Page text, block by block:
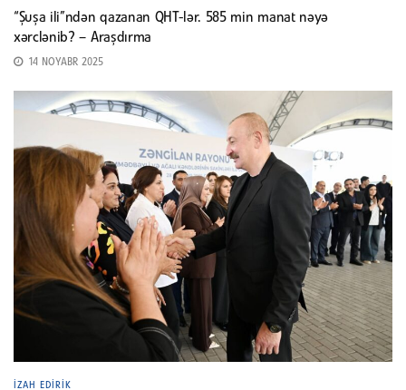
“Şuşa ili”ndən qazanan QHT-lər. 585 min manat nəyə
xərclənib? – Araşdırma
14 NOYABR 2025
İZAH EDIRIK